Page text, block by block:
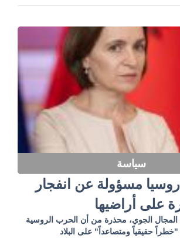
سياسة
مسؤولة عن انفجار
على أراضيها
المجال الجوي، محذرة من أن الحرب الروسية
حقيقياً ومتصاعداً" على البلاد